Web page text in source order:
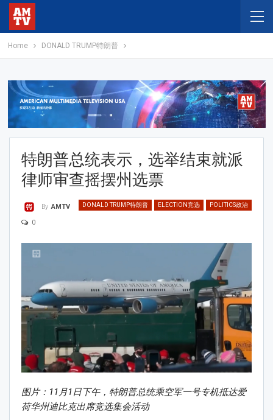
Home DONALD TRUMP特朗普
特朗普总统表示，选举结束就派
律师审查摇摆州选票
DONALD TRUMP特朗普 ELECTION竞选 POLITICS政治
By AMTV
0
图片：11月1日下午，特朗普总统乘空军一号专机抵达爱
荷华州迪比克出席竞选集会活动